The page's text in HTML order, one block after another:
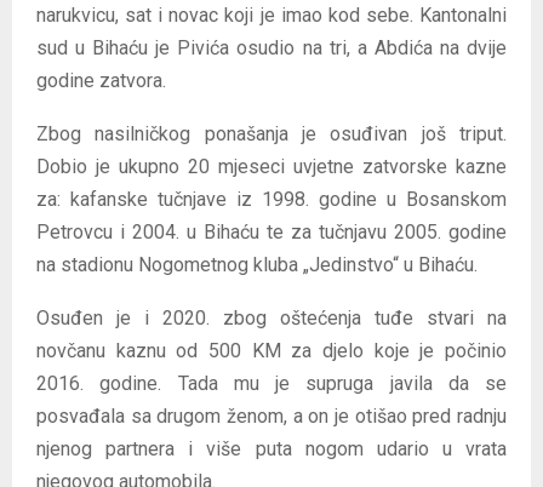
narukvicu, sat i novac koji je imao kod sebe. Kantonalni
sud u Bihaću je Pivića osudio na tri, a Abdića na dvije
godine zatvora.
Zbog nasilničkog ponašanja je osuđivan još triput.
Dobio je ukupno 20 mjeseci uvjetne zatvorske kazne
za: kafanske tučnjave iz 1998. godine u Bosanskom
Petrovcu i 2004. u Bihaću te za tučnjavu 2005. godine
na stadionu Nogometnog kluba „Jedinstvo“ u Bihaću.
Osuđen je i 2020. zbog oštećenja tuđe stvari na
novčanu kaznu od 500 KM za djelo koje je počinio
2016. godine. Tada mu je supruga javila da se
posvađala sa drugom ženom, a on je otišao pred radnju
njenog partnera i više puta nogom udario u vrata
njegovog automobila.